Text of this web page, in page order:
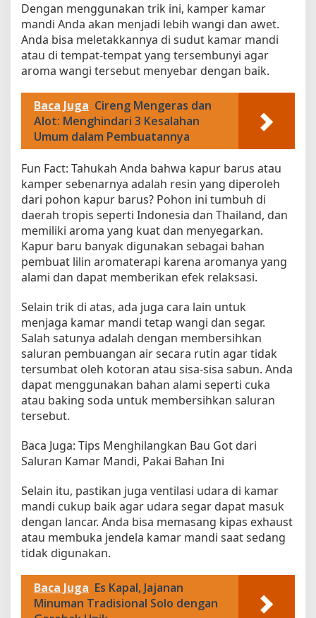
Dengan menggunakan trik ini, kamper kamar
mandi Anda akan menjadi lebih wangi dan awet.
Anda bisa meletakkannya di sudut kamar mandi
atau di tempat-tempat yang tersembunyi agar
aroma wangi tersebut menyebar dengan baik.
Baca Juga Cireng Mengeras dan
Alot: Menghindari 3 Kesalahan
Umum dalam Pembuatannya
Fun Fact: Tahukah Anda bahwa kapur barus atau
kamper sebenarnya adalah resin yang diperoleh
dari pohon kapur barus? Pohon ini tumbuh di
daerah tropis seperti Indonesia dan Thailand, dan
memiliki aroma yang kuat dan menyegarkan.
Kapur baru banyak digunakan sebagai bahan
pembuat lilin aromaterapi karena aromanya yang
alami dan dapat memberikan efek relaksasi.
Selain trik di atas, ada juga cara lain untuk
menjaga kamar mandi tetap wangi dan segar.
Salah satunya adalah dengan membersihkan
saluran pembuangan air secara rutin agar tidak
tersumbat oleh kotoran atau sisa-sisa sabun. Anda
dapat menggunakan bahan alami seperti cuka
atau baking soda untuk membersihkan saluran
tersebut.
Baca Juga: Tips Menghilangkan Bau Got dari
Saluran Kamar Mandi, Pakai Bahan Ini
Selain itu, pastikan juga ventilasi udara di kamar
mandi cukup baik agar udara segar dapat masuk
dengan lancar. Anda bisa memasang kipas exhaust
atau membuka jendela kamar mandi saat sedang
tidak digunakan.
Baca Juga Es Kapal, Jajanan
Minuman Tradisional Solo dengan